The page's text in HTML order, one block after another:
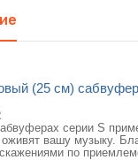
(25 см)
серии S
оживят вашу музыку.
по